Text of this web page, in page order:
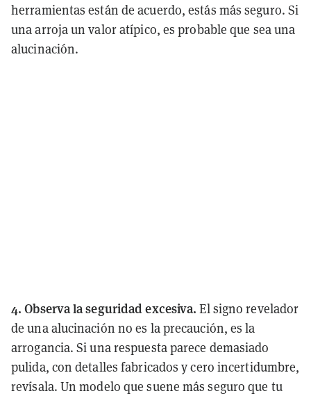
herramientas están de acuerdo, estás más seguro. Si
una arroja un valor atípico, es probable que sea una
alucinación.
4. Observa la seguridad excesiva. El signo revelador
de una alucinación no es la precaución, es la
arrogancia. Si una respuesta parece demasiado
pulida, con detalles fabricados y cero incertidumbre,
revísala. Un modelo que suene más seguro que tu